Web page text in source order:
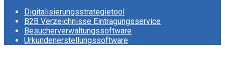
Digitalisierungsstrategietool
B2B Verzeichnisse Eintragungsservice
Besucherverwaltungssoftware
Urkundenerstellungssoftware